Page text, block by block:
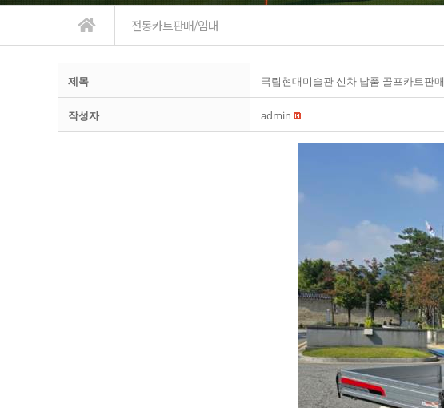
전동카트판매/임대
제목 국립현대미술관 신차 납품 골프카트판매
작성자 admin